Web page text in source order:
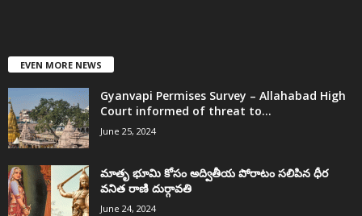
EVEN MORE NEWS
Gyanvapi Permises Survey – Allahabad High
Court informed of threat to...
June 25, 2024
మాతృ భూమి కోసం అద్వితీయ పోరాటం సలిపిన ధీర
వనిత రాణి దుర్గావతి
June 24, 2024